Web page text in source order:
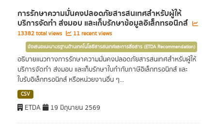
การรักษาความมั่นคงปลอดภัยสารสนเทศสำหรับผู้ให้
บริการจัดทำ ส่งมอบ และเก็บรักษาข้อมูลอิเล็กทรอนิกส์
13382 total views 11 recent views
ข้อเสนอแนะมาตรฐานด้านเทคโนโลยีสารสนเทศและการสื่อสาร (ETDA Recommendation)
อธิบายแนวทางการรักษาความมั่นคงปลอดภัยสารสนเทศสำหรับผู้ให้
บริการจัดทำ ส่งมอบ และเก็บรักษาใบกำกับภาษีอิเล็กทรอนิกส์ และ
ใบรับอิเล็กทรอนิกส์ หรือหน่วยงานอื่น ๆ...
CSV
ETDA 19 มิถุนายน 2569